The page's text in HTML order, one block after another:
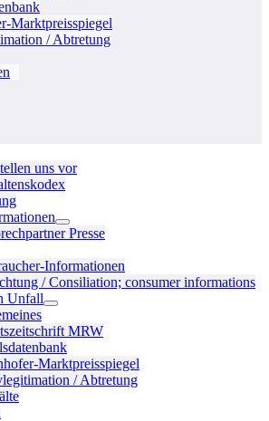
Marktpreisspiegel
/ Abtretung
uns vor
Menü-
Schalter
Presse
Informationen
/ Consiliation; consumer informations
Unfall
Menü-
Schalter
MRW
Marktpreisspiegel
/ Abtretung